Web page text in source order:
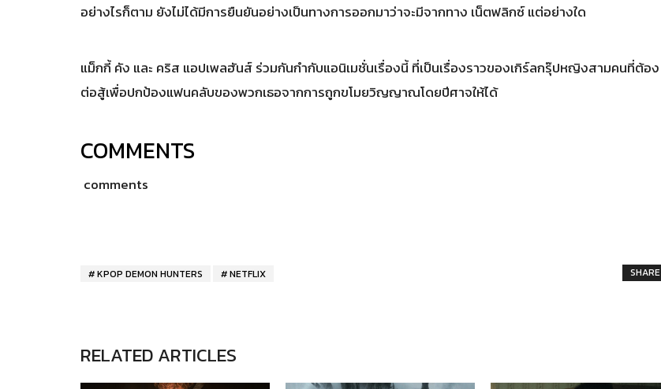
อย่างไรก็ตาม ยังไม่ได้มีการยืนยันอย่างเป็นทางการออกมาว่าจะมีจากทาง เน็ตฟลิกซ์ แต่อย่างใด
แม็กกี้ คัง และ คริส แอปเพลฮันส์ ร่วมกันกำกับแอนิเมชั่นเรื่องนี้ ที่เป็นเรื่องราวของเกิร์ลกรุ๊ปหญิงสามคนที่ต้อง
ต่อสู้เพื่อปกป้องแฟนคลับของพวกเธอจากการถูกขโมยวิญญาณโดยปีศาจให้ได้
COMMENTS
comments
KPOP DEMON HUNTERS NETFLIX SHARE
RELATED ARTICLES